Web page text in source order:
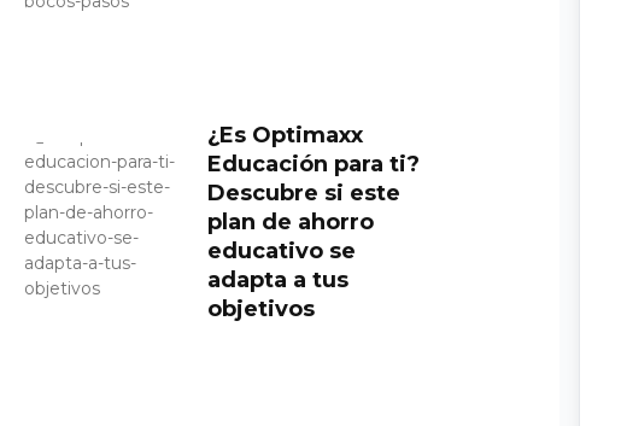
¿Es Optimaxx
Educación para ti?
Descubre si este
plan de ahorro
educativo se
adapta a tus
objetivos